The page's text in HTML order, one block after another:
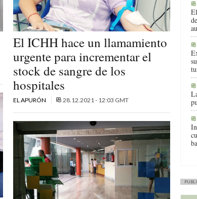
El ICHH hace un llamamiento
urgente para incrementar el
stock de sangre de los
hospitales
EL APURÓN 28.12.2021 - 12:03 GMT